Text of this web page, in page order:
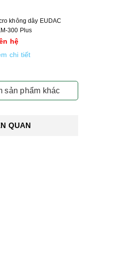
không dây EUDAC
300 Plus
hệ
chi tiết
sản phẩm khác
QUAN